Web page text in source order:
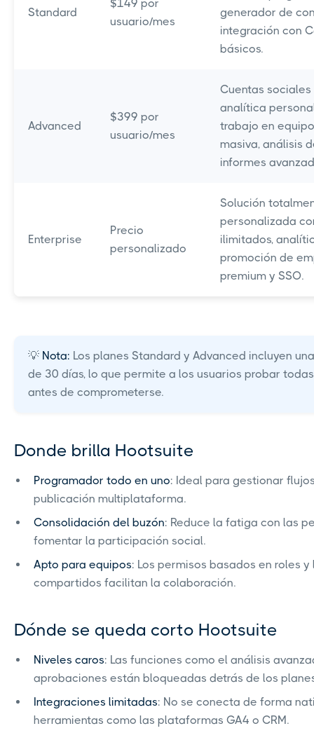
Standard
$149 por
usuario/mes
generador de
integración con
básicos.
Advanced
$399 por
usuario/mes
Cuentas
analítica
trabajo en
masiva, análisis
informes
Enterprise
Precio
personalizado
Solución
personalizada
ilimitados,
promoción de
premium y SSO.
💡 Nota: Los planes Standard y Advanced incluyen
de 30 días, lo que permite a los usuarios probar
antes de comprometerse.
Donde brilla Hootsuite
Programador todo en uno: Ideal para gestionar
publicación multiplataforma.
Consolidación del buzón: Reduce la fatiga con las
fomentar la participación social.
Apto para equipos: Los permisos basados en roles
compartidos facilitan la colaboración.
Dónde se queda corto Hootsuite
Niveles caros: Las funciones como el análisis
aprobaciones están bloqueadas detrás de los
Integraciones limitadas: No se conecta de forma
herramientas como las plataformas GA4 o CRM.